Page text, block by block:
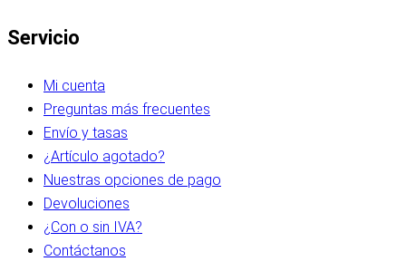
Servicio
Mi cuenta
Preguntas más frecuentes
Envío y tasas
¿Artículo agotado?
Nuestras opciones de pago
Devoluciones
¿Con o sin IVA?
Contáctanos